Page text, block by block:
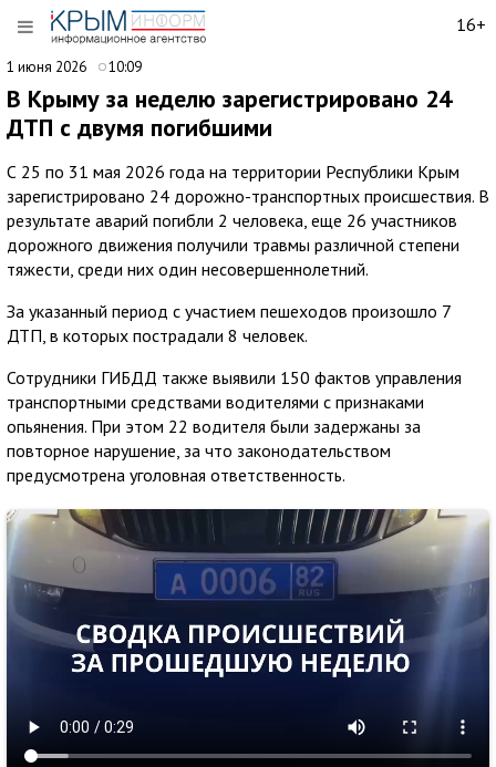
16+
1 июня 2026 10:09
В Крыму за неделю зарегистрировано 24
ДТП с двумя погибшими
С 25 по 31 мая 2026 года на территории Республики Крым
зарегистрировано 24 дорожно-транспортных происшествия. В
результате аварий погибли 2 человека, еще 26 участников
дорожного движения получили травмы различной степени
тяжести, среди них один несовершеннолетний.
За указанный период с участием пешеходов произошло 7
ДТП, в которых пострадали 8 человек.
Сотрудники ГИБДД также выявили 150 фактов управления
транспортными средствами водителями с признаками
опьянения. При этом 22 водителя были задержаны за
повторное нарушение, за что законодательством
предусмотрена уголовная ответственность.